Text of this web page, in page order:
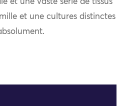
et une vaste série de tissus
et une cultures distinctes